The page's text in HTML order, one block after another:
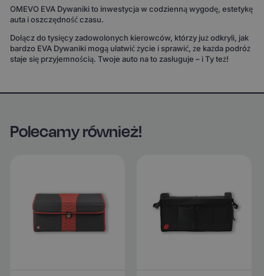
OMEVO EVA Dywaniki to inwestycja w codzienną wygodę, estetykę
auta i oszczędność czasu.
Dołącz do tysięcy zadowolonych kierowców, którzy już odkryli, jak
bardzo EVA Dywaniki mogą ułatwić życie i sprawić, że każda podróż
staje się przyjemnością. Twoje auto na to zasługuje – i Ty też!
Polecamy również!